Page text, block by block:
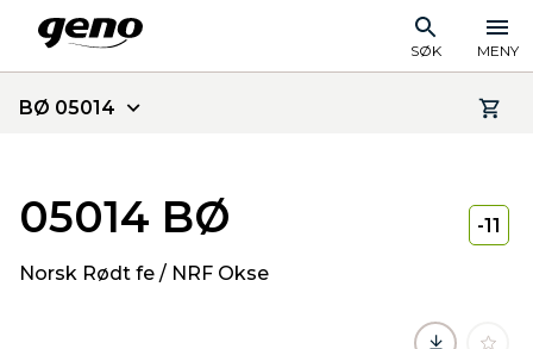
SØK MENY
BØ 05014
05014 BØ
Norsk Rødt fe / NRF Okse
-11